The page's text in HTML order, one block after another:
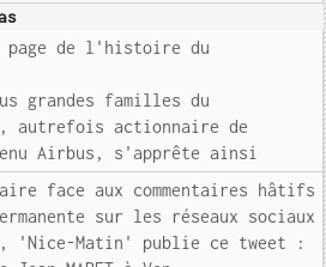
page de l'histoire du
grandes familles du
autrefois actionnaire de
Airbus, s'apprête ainsi
face aux commentaires hâtifs
sur les réseaux sociaux
'Nice-Matin' publie ce tweet :